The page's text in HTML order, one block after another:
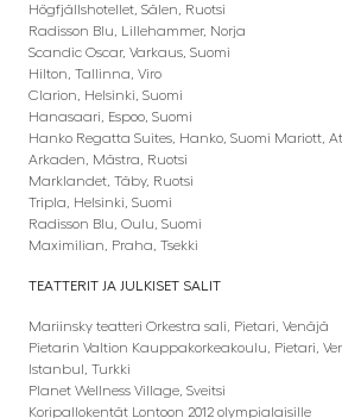
Högfjällshotellet, Sälen, Ruotsi
Radisson Blu, Lillehammer, Norja
Scandic Oscar, Varkaus, Suomi
Hilton, Tallinna, Viro
Clarion, Helsinki, Suomi
Hanasaari, Espoo, Suomi
Hanko Regatta Suites, Hanko, Suomi Mariott,
Arkaden, Mästra, Ruotsi
Marklandet, Täby, Ruotsi
Tripla, Helsinki, Suomi
Radisson Blu, Oulu, Suomi
Maximilian, Praha, Tsekki
TEATTERIT JA JULKISET SALIT
Mariinsky teatteri Orkestra sali, Pietari, Venäjä
Pietarin Valtion Kauppakorkeakoulu, Pietari,
Istanbul, Turkki
Planet Wellness Village, Sveitsi
Koripallokentät Lontoon 2012 olympialaisille